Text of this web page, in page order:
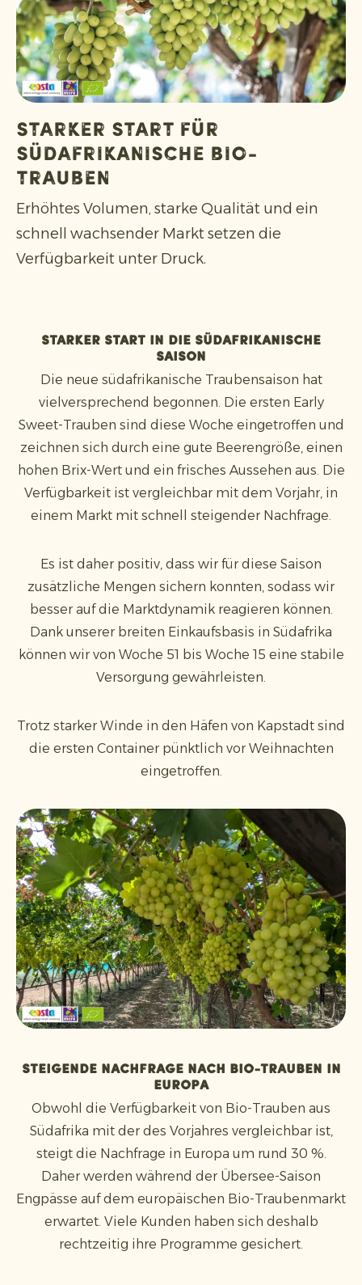
Starker Start für
südafrikanische Bio-
Trauben
Erhöhtes Volumen, starke Qualität und ein
schnell wachsender Markt setzen die
Verfügbarkeit unter Druck.
Starker Start in die südafrikanische
Saison
Die neue südafrikanische Traubensaison hat
vielversprechend begonnen. Die ersten Early
Sweet-Trauben sind diese Woche eingetroffen und
zeichnen sich durch eine gute Beeren­größe, einen
hohen Brix-Wert und ein frisches Aussehen aus. Die
Verfügbarkeit ist vergleichbar mit dem Vorjahr, in
einem Markt mit schnell steigender Nachfrage.
Es ist daher positiv, dass wir für diese Saison
zusätzliche Mengen sichern konnten, sodass wir
besser auf die Marktdynamik reagieren können.
Dank unserer breiten Einkaufsbasis in Südafrika
können wir von Woche 51 bis Woche 15 eine stabile
Versorgung gewährleisten.
Trotz starker Winde in den Häfen von Kapstadt sind
die ersten Container pünktlich vor Weihnachten
eingetroffen.
Steigende Nachfrage nach Bio-Trauben in
Europa
Obwohl die Verfügbarkeit von Bio-Trauben aus
Südafrika mit der des Vorjahres vergleichbar ist,
steigt die Nachfrage in Europa um rund 30 %.
Daher werden während der Übersee-Saison
Engpässe auf dem europäischen Bio-Traubenmarkt
erwartet. Viele Kunden haben sich deshalb
rechtzeitig ihre Programme gesichert.